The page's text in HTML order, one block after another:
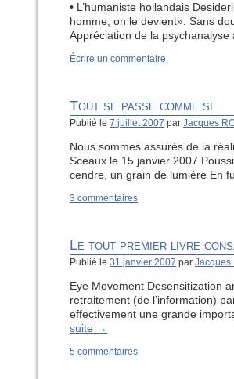
• L’humaniste hollandais
homme, on le devient». Sans
Appréciation de la
Écrire un commentaire
Tout se passe comme si
Publié le 7 juillet 2007 par Jacques
Nous sommes assurés de la
Sceaux le 15 janvier 2007
cendre, un grain de lumière En
3 commentaires
Le tout premier livre
Publié le 31 janvier 2007 par Jacques
Eye Movement Desensitization
retraitement (de l’information)
effectivement une grande
suite →
5 commentaires